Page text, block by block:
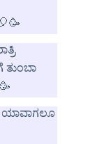
ತುಂಬಾ
ಯಾವಾಗಲೂ